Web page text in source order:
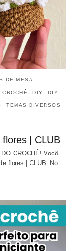
DE MESA
CROCHÊ DIY DIY
TEMAS DIVERSOS
| CLUB
CROCHÊ! Você
flores | CLUB. No